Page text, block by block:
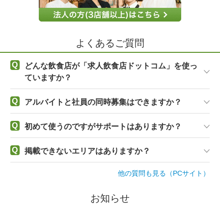
よくあるご質問
Q
どんな飲食店が「求人飲食店ドットコム」を使っ
ていますか？
Q アルバイトと社員の同時募集はできますか？
Q 初めて使うのですがサポートはありますか？
Q 掲載できないエリアはありますか？
他の質問も見る（PCサイト）
お知らせ